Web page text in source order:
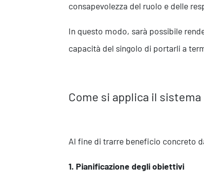
About Resolve
consapevolezza del ruolo e delle
In questo modo, sarà possibile
capacità del singolo di portarli a
Come si applica il sistema
Al fine di trarre beneficio concreto
1. Pianificazione degli obiettivi